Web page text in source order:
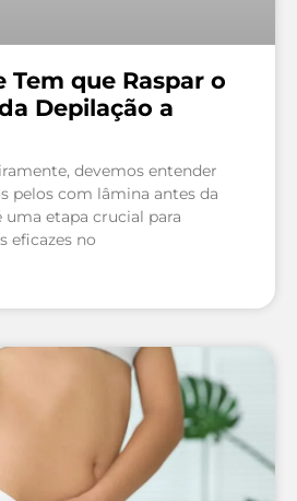
Tem que Raspar o
Depilação a
devemos entender
pelos com lâmina antes da
uma etapa crucial para
eficazes no